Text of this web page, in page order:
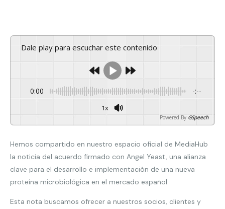
Dale play para escuchar este contenido
0:00 -:--
1x
Powered By GSpeech
Hemos compartido en nuestro espacio oficial de MediaHub
la noticia del acuerdo firmado con Angel Yeast, una alianza
clave para el desarrollo e implementación de una nueva
proteína microbiológica en el mercado español.
Esta nota buscamos ofrecer a nuestros socios, clientes y